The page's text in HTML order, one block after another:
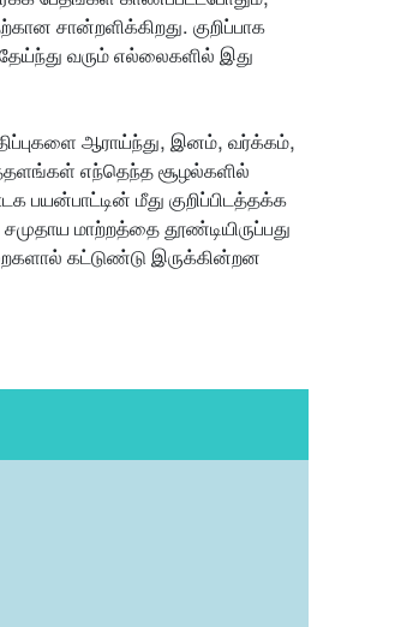
சான்றளிக்கிறது. குறிப்பாக
வரும் எல்லைகளில் இது
ஆராய்ந்து, இனம், வர்க்கம்,
எந்தெந்த சூழல்களில்
மீது குறிப்பிடத்தக்க
மாற்றத்தை தூண்டியிருப்பது
கட்டுண்டு இருக்கின்றன